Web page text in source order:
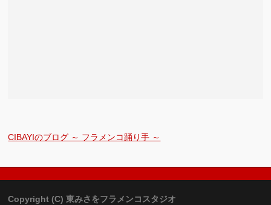
CIBAYIのブログ ～ フラメンコ踊り手 ～
Copyright (C) 東みさをフラメンコスタジオ